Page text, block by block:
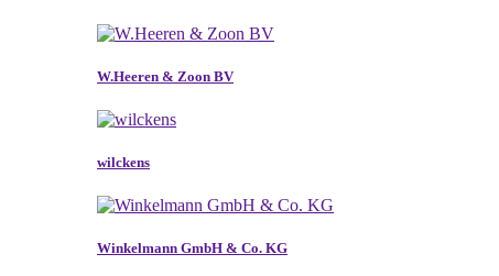
W.Heeren & Zoon BV
wilckens
Winkelmann GmbH & Co. KG